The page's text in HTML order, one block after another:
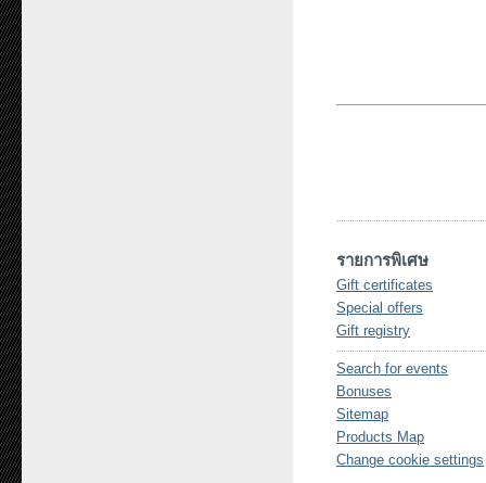
รายการพิเศษ
Gift certificates
Special offers
Gift registry
Search for events
Bonuses
Sitemap
Products Map
Change cookie settings